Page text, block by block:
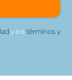
y lostérminos y